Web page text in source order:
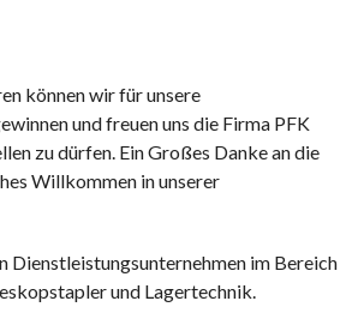
können wir für unsere
und freuen uns die Firma PFK
zu dürfen. Ein Großes Danke an die
Willkommen in unserer
Dienstleistungsunternehmen im Bereich
und Lagertechnik.